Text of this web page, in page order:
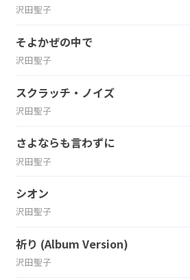
沢田聖子
そよかぜの中で
沢田聖子
スクラッチ・ノイズ
沢田聖子
さよならも言わずに
沢田聖子
シオン
沢田聖子
祈り (Album Version)
沢田聖子